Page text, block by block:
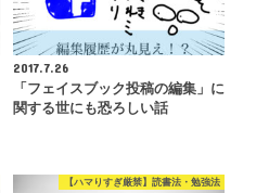
2017.7.26
「フェイスブック投稿の編集」に
関する世にも恐ろしい話
【ハマりすぎ厳禁】読書法・勉強法